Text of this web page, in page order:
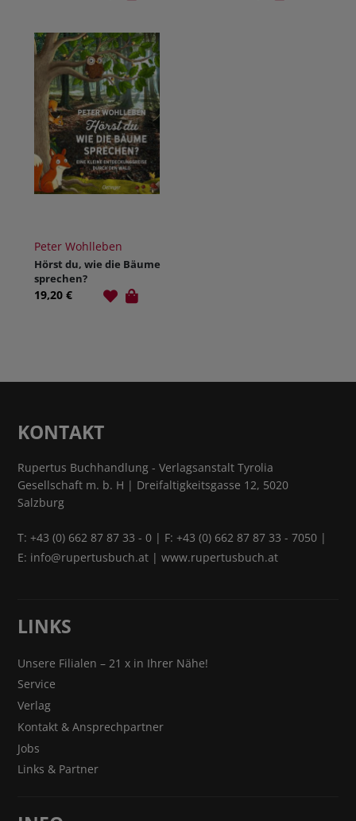
Peter Wohlleben
Hörst du, wie die Bäume
sprechen?
19,20 €
KONTAKT
Rupertus Buchhandlung - Verlagsanstalt Tyrolia
Gesellschaft m. b. H | Dreifaltigkeitsgasse 12, 5020
Salzburg
T:+43 (0) 662 87 87 33 - 0 | F: +43 (0) 662 87 87 33 - 7050 |
E: info@rupertusbuch.at |www.rupertusbuch.at
LINKS
Unsere Filialen – 21 x in Ihrer Nähe!
Service
Verlag
Kontakt & Ansprechpartner
Jobs
Links & Partner